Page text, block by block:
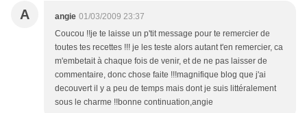
A angie 01/03/2009 23:37
Coucou !!je te laisse un p'tit message pour te remercier de
toutes tes recettes !!! je les teste alors autant t'en remercier, ca
m'embetait à chaque fois de venir, et de ne pas laisser de
commentaire, donc chose faite !!!magnifique blog que j'ai
decouvert il y a peu de temps mais dont je suis littéralement
sous le charme !!bonne continuation,angie